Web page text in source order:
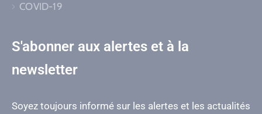
COVID-19
S'abonner aux alertes et à la
newsletter
Soyez toujours informé sur les alertes et les actualités